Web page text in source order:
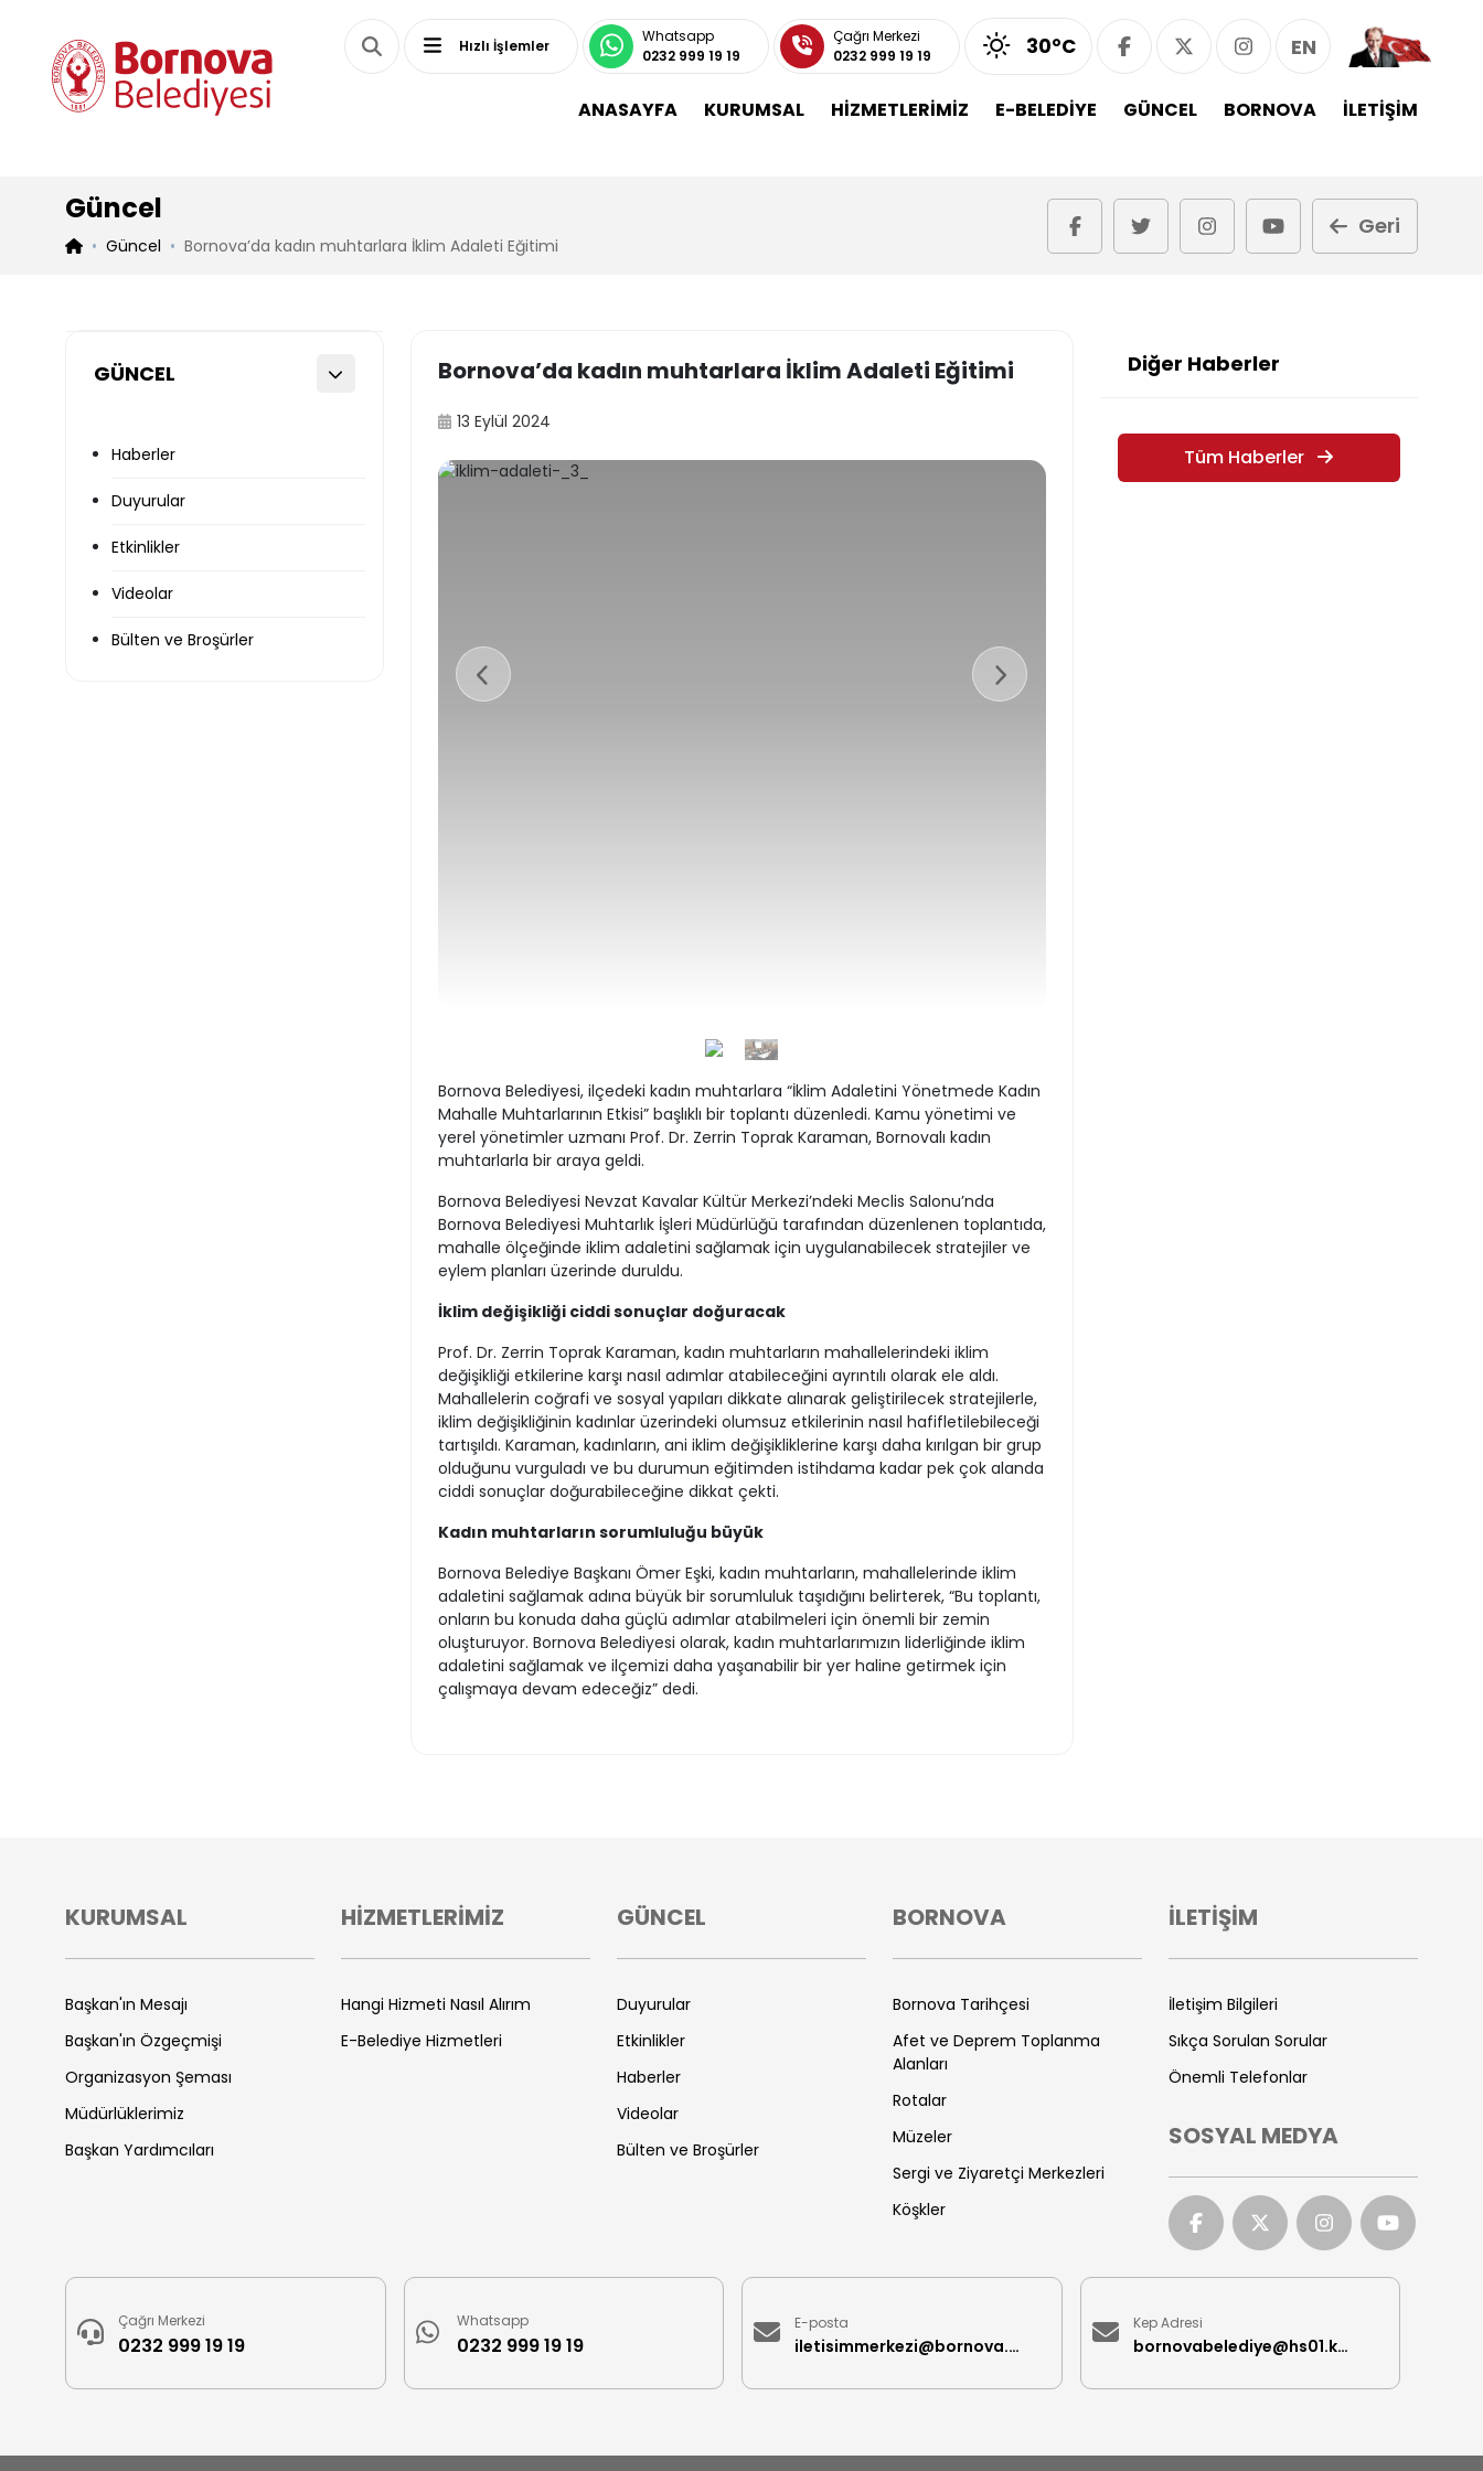
Hızlı İşlemler
Whatsapp
0232 999 19 19
Çağrı Merkezi
0232 999 19 19
30°C EN
ANASAYFA KURUMSAL HİZMETLERİMİZ E-BELEDİYE GÜNCEL BORNOVA İLETİŞİM
Güncel
Güncel Bornova’da kadın muhtarlara İklim Adaleti Eğitimi
Geri
GÜNCEL
Haberler
Duyurular
Etkinlikler
Videolar
Bülten ve Broşürler
Bornova’da kadın muhtarlara İklim Adaleti Eğitimi
13 Eylül 2024
Bornova Belediyesi, ilçedeki kadın muhtarlara “İklim Adaletini Yönetmede Kadın
Mahalle Muhtarlarının Etkisi” başlıklı bir toplantı düzenledi. Kamu yönetimi ve
yerel yönetimler uzmanı Prof. Dr. Zerrin Toprak Karaman, Bornovalı kadın
muhtarlarla bir araya geldi.
Bornova Belediyesi Nevzat Kavalar Kültür Merkezi’ndeki Meclis Salonu’nda
Bornova Belediyesi Muhtarlık İşleri Müdürlüğü tarafından düzenlenen toplantıda,
mahalle ölçeğinde iklim adaletini sağlamak için uygulanabilecek stratejiler ve
eylem planları üzerinde duruldu.
İklim değişikliği ciddi sonuçlar doğuracak
Prof. Dr. Zerrin Toprak Karaman, kadın muhtarların mahallelerindeki iklim
değişikliği etkilerine karşı nasıl adımlar atabileceğini ayrıntılı olarak ele aldı.
Mahallelerin coğrafi ve sosyal yapıları dikkate alınarak geliştirilecek stratejilerle,
iklim değişikliğinin kadınlar üzerindeki olumsuz etkilerinin nasıl hafifletilebileceği
tartışıldı. Karaman, kadınların, ani iklim değişikliklerine karşı daha kırılgan bir grup
olduğunu vurguladı ve bu durumun eğitimden istihdama kadar pek çok alanda
ciddi sonuçlar doğurabileceğine dikkat çekti.
Kadın muhtarların sorumluluğu büyük
Bornova Belediye Başkanı Ömer Eşki, kadın muhtarların, mahallelerinde iklim
adaletini sağlamak adına büyük bir sorumluluk taşıdığını belirterek, “Bu toplantı,
onların bu konuda daha güçlü adımlar atabilmeleri için önemli bir zemin
oluşturuyor. Bornova Belediyesi olarak, kadın muhtarlarımızın liderliğinde iklim
adaletini sağlamak ve ilçemizi daha yaşanabilir bir yer haline getirmek için
çalışmaya devam edeceğiz” dedi.
Diğer Haberler
Tüm Haberler
KURUMSAL
Başkan'ın Mesajı
Başkan'ın Özgeçmişi
Organizasyon Şeması
Müdürlüklerimiz
Başkan Yardımcıları
HİZMETLERİMİZ
Hangi Hizmeti Nasıl Alırım
E-Belediye Hizmetleri
GÜNCEL
Duyurular
Etkinlikler
Haberler
Videolar
Bülten ve Broşürler
BORNOVA
Bornova Tarihçesi
Afet ve Deprem Toplanma
Alanları
Rotalar
Müzeler
Sergi ve Ziyaretçi Merkezleri
Köşkler
İLETİŞİM
İletişim Bilgileri
Sıkça Sorulan Sorular
Önemli Telefonlar
SOSYAL MEDYA
Çağrı Merkezi
0232 999 19 19
Whatsapp
0232 999 19 19
E-posta
iletisimmerkezi@bornova.bel.tr
Kep Adresi
bornovabelediye@hs01.kep.tr